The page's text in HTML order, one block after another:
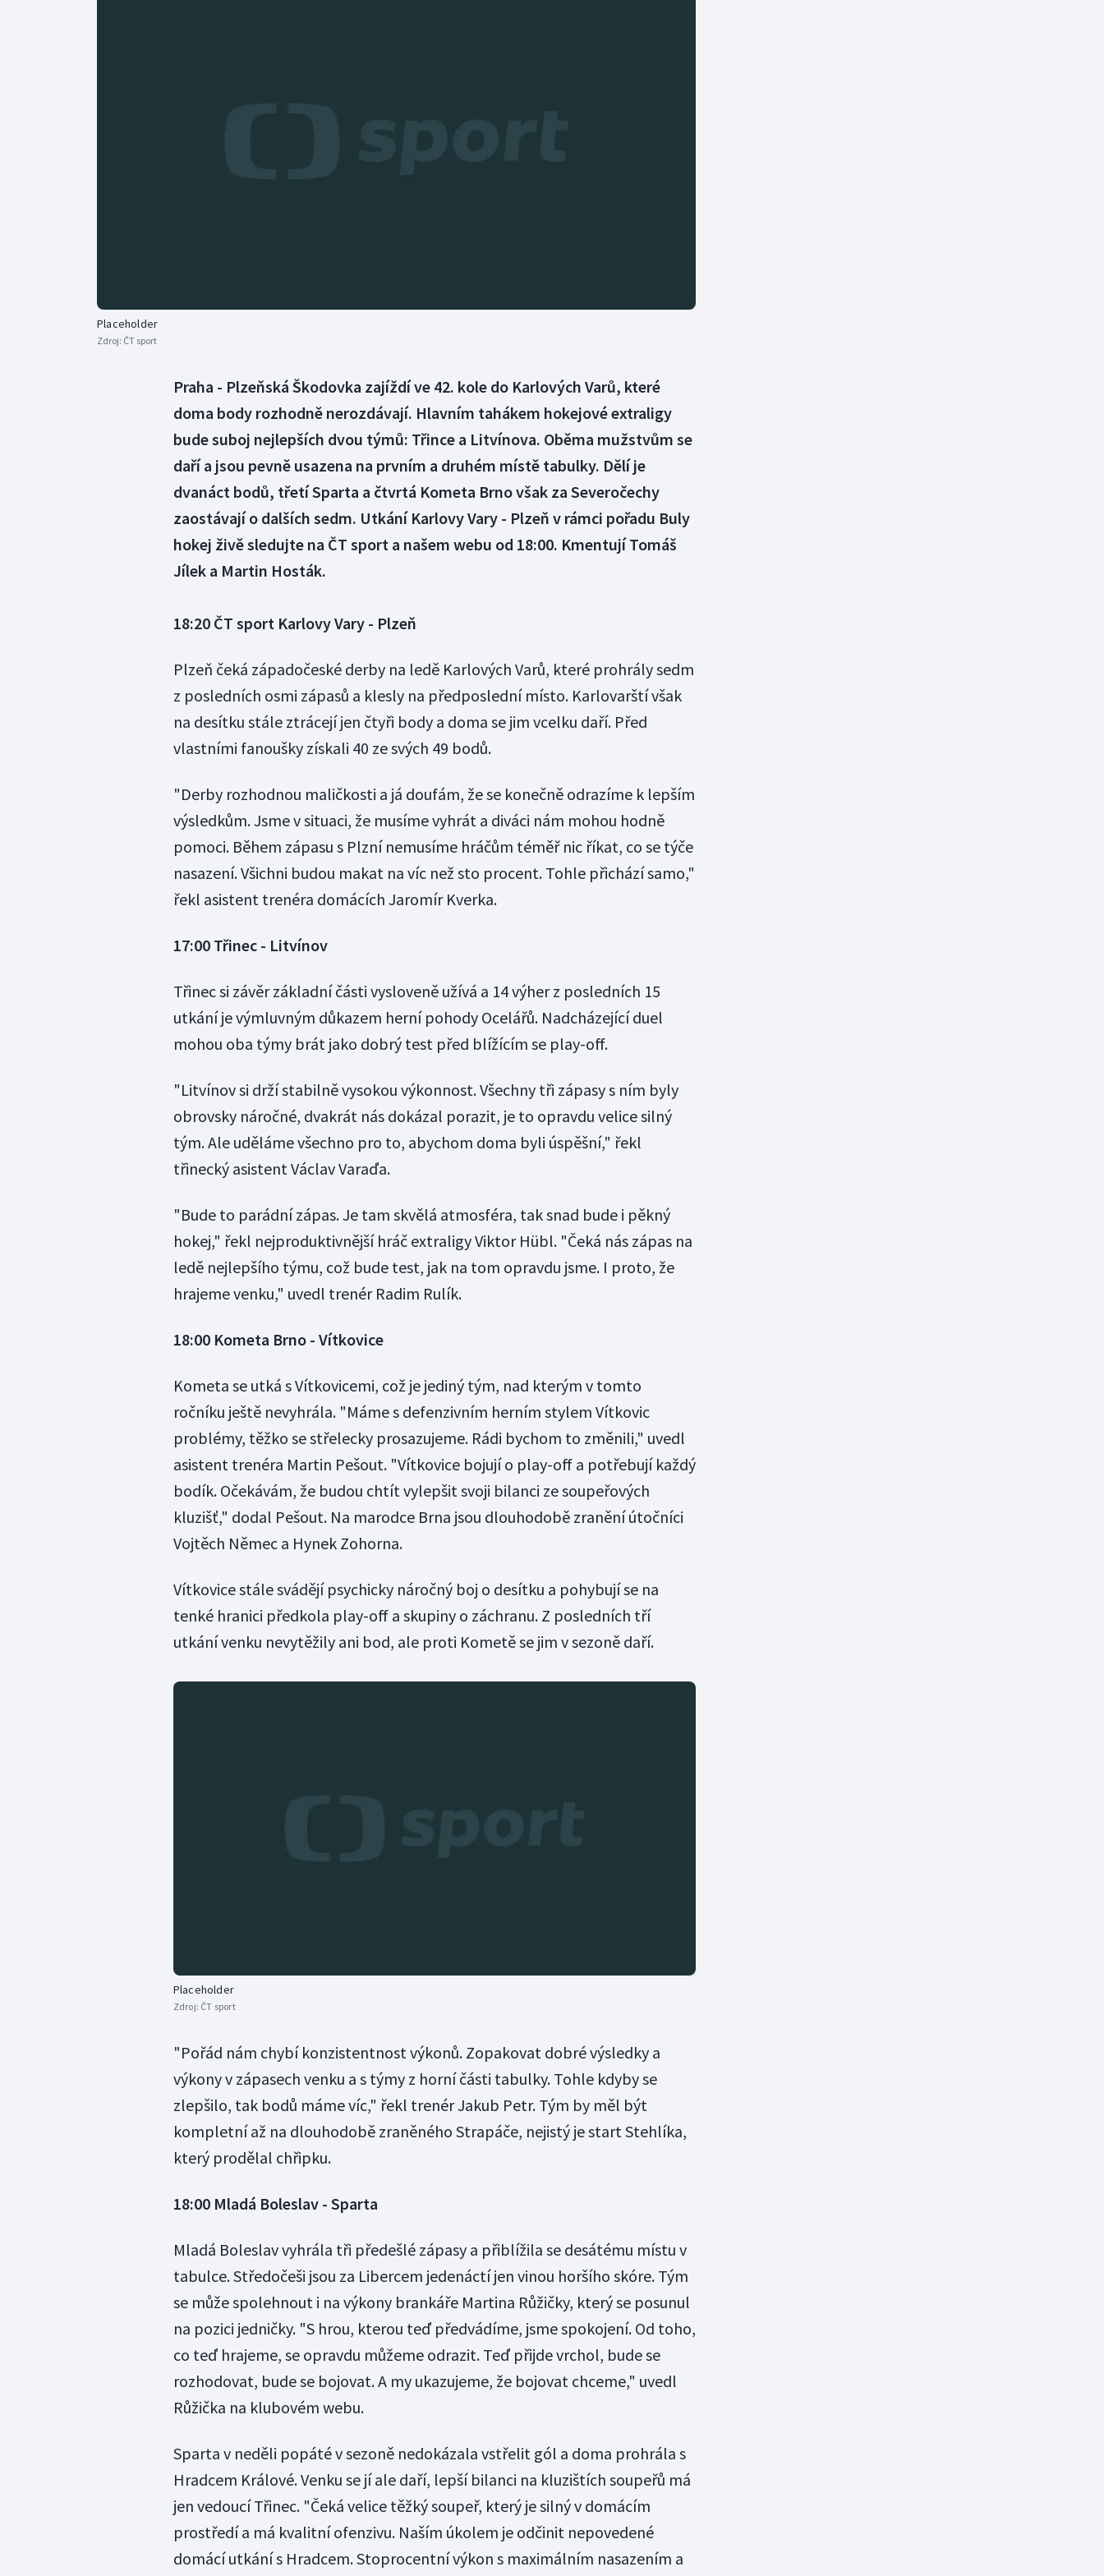
Parasport
Placeholder
Zdroj: ČT sport
Praha - Plzeňská Škodovka zajíždí ve 42. kole do Karlových Varů, které
doma body rozhodně nerozdávají. Hlavním tahákem hokejové extraligy
bude suboj nejlepších dvou týmů: Třince a Litvínova. Oběma mužstvům se
daří a jsou pevně usazena na prvním a druhém místě tabulky. Dělí je
dvanáct bodů, třetí Sparta a čtvrtá Kometa Brno však za Severočechy
zaostávají o dalších sedm. Utkání Karlovy Vary - Plzeň v rámci pořadu Buly
hokej živě sledujte na ČT sport a našem webu od 18:00. Kmentují Tomáš
Jílek a Martin Hosták.
18:20 ČT sport Karlovy Vary - Plzeň
Plzeň čeká západočeské derby na ledě Karlových Varů, které prohrály sedm
z posledních osmi zápasů a klesly na předposlední místo. Karlovarští však
na desítku stále ztrácejí jen čtyři body a doma se jim vcelku daří. Před
vlastními fanoušky získali 40 ze svých 49 bodů.
"Derby rozhodnou maličkosti a já doufám, že se konečně odrazíme k lepším
výsledkům. Jsme v situaci, že musíme vyhrát a diváci nám mohou hodně
pomoci. Během zápasu s Plzní nemusíme hráčům téměř nic říkat, co se týče
nasazení. Všichni budou makat na víc než sto procent. Tohle přichází samo,"
řekl asistent trenéra domácích Jaromír Kverka.
17:00 Třinec - Litvínov
Třinec si závěr základní části vysloveně užívá a 14 výher z posledních 15
utkání je výmluvným důkazem herní pohody Ocelářů. Nadcházející duel
mohou oba týmy brát jako dobrý test před blížícím se play-off.
"Litvínov si drží stabilně vysokou výkonnost. Všechny tři zápasy s ním byly
obrovsky náročné, dvakrát nás dokázal porazit, je to opravdu velice silný
tým. Ale uděláme všechno pro to, abychom doma byli úspěšní," řekl
třinecký asistent Václav Varaďa.
"Bude to parádní zápas. Je tam skvělá atmosféra, tak snad bude i pěkný
hokej," řekl nejproduktivnější hráč extraligy Viktor Hübl. "Čeká nás zápas na
ledě nejlepšího týmu, což bude test, jak na tom opravdu jsme. I proto, že
hrajeme venku," uvedl trenér Radim Rulík.
18:00 Kometa Brno - Vítkovice
Kometa se utká s Vítkovicemi, což je jediný tým, nad kterým v tomto
ročníku ještě nevyhrála. "Máme s defenzivním herním stylem Vítkovic
problémy, těžko se střelecky prosazujeme. Rádi bychom to změnili," uvedl
asistent trenéra Martin Pešout. "Vítkovice bojují o play-off a potřebují každý
bodík. Očekávám, že budou chtít vylepšit svoji bilanci ze soupeřových
kluzišť," dodal Pešout. Na marodce Brna jsou dlouhodobě zranění útočníci
Vojtěch Němec a Hynek Zohorna.
Vítkovice stále svádějí psychicky náročný boj o desítku a pohybují se na
tenké hranici předkola play-off a skupiny o záchranu. Z posledních tří
utkání venku nevytěžily ani bod, ale proti Kometě se jim v sezoně daří.
Placeholder
Zdroj: ČT sport
"Pořád nám chybí konzistentnost výkonů. Zopakovat dobré výsledky a
výkony v zápasech venku a s týmy z horní části tabulky. Tohle kdyby se
zlepšilo, tak bodů máme víc," řekl trenér Jakub Petr. Tým by měl být
kompletní až na dlouhodobě zraněného Strapáče, nejistý je start Stehlíka,
který prodělal chřipku.
18:00 Mladá Boleslav - Sparta
Mladá Boleslav vyhrála tři předešlé zápasy a přiblížila se desátému místu v
tabulce. Středočeši jsou za Libercem jedenáctí jen vinou horšího skóre. Tým
se může spolehnout i na výkony brankáře Martina Růžičky, který se posunul
na pozici jedničky. "S hrou, kterou teď předvádíme, jsme spokojení. Od toho,
co teď hrajeme, se opravdu můžeme odrazit. Teď přijde vrchol, bude se
rozhodovat, bude se bojovat. A my ukazujeme, že bojovat chceme," uvedl
Růžička na klubovém webu.
Sparta v neděli popáté v sezoně nedokázala vstřelit gól a doma prohrála s
Hradcem Králové. Venku se jí ale daří, lepší bilanci na kluzištích soupeřů má
jen vedoucí Třinec. "Čeká velice těžký soupeř, který je silný v domácím
prostředí a má kvalitní ofenzivu. Naším úkolem je odčinit nepovedené
domácí utkání s Hradcem. Stoprocentní výkon s maximálním nasazením a